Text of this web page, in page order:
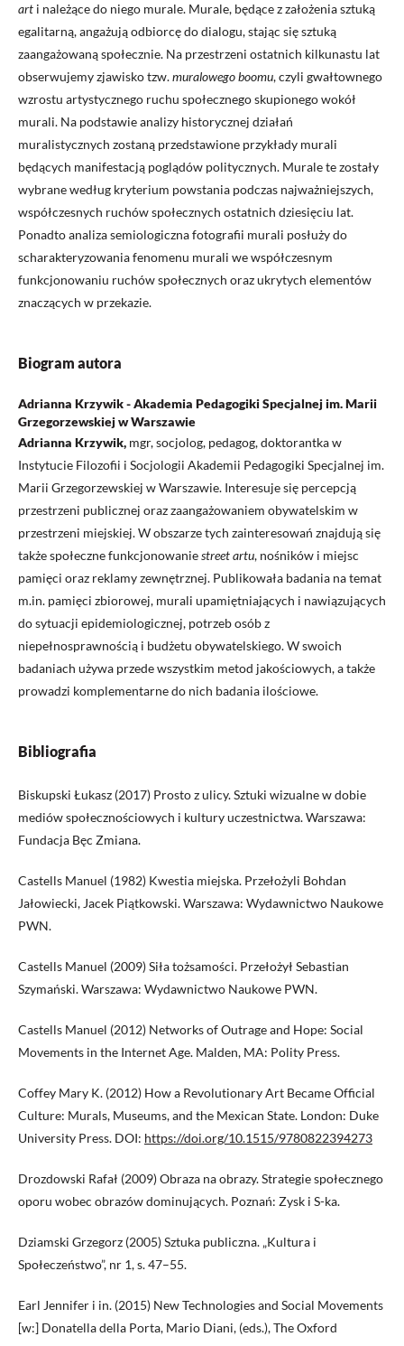
art i należące do niego murale. Murale, będące z założenia sztuką
egalitarną, angażują odbiorcę do dialogu, stając się sztuką
zaangażowaną społecznie. Na przestrzeni ostatnich kilkunastu lat
obserwujemy zjawisko tzw.muralowego boomu, czyli gwałtownego
wzrostu artystycznego ruchu społecznego skupionego wokół
murali. Na podstawie analizy historycznej działań
muralistycznych zostaną przedstawione przykłady murali
będących manifestacją poglądów politycznych. Murale te zostały
wybrane według kryterium powstania podczas najważniejszych,
współczesnych ruchów społecznych ostatnich dziesięciu lat.
Ponadto analiza semiologiczna fotografii murali posłuży do
scharakteryzowania fenomenu murali we współczesnym
funkcjonowaniu ruchów społecznych oraz ukrytych elementów
znaczących w przekazie.
Biogram autora
Adrianna Krzywik - Akademia Pedagogiki Specjalnej im. Marii
Grzegorzewskiej w Warszawie
Adrianna Krzywik, mgr, socjolog, pedagog, doktorantka w
Instytucie Filozofii i Socjologii Akademii Pedagogiki Specjalnej im.
Marii Grzegorzewskiej w Warszawie. Interesuje się percepcją
przestrzeni publicznej oraz zaangażowaniem obywatelskim w
przestrzeni miejskiej. W obszarze tych zainteresowań znajdują się
także społeczne funkcjonowaniestreet artu, nośników i miejsc
pamięci oraz reklamy zewnętrznej. Publikowała badania na temat
m.in. pamięci zbiorowej, murali upamiętniających i nawiązujących
do sytuacji epidemiologicznej, potrzeb osób z
niepełnosprawnością i budżetu obywatelskiego. W swoich
badaniach używa przede wszystkim metod jakościowych, a także
prowadzi komplementarne do nich badania ilościowe.
Bibliografia
Biskupski Łukasz (2017) Prosto z ulicy. Sztuki wizualne w dobie
mediów społecznościowych i kultury uczestnictwa. Warszawa:
Fundacja Bęc Zmiana.
Castells Manuel (1982) Kwestia miejska. Przełożyli Bohdan
Jałowiecki, Jacek Piątkowski. Warszawa: Wydawnictwo Naukowe
PWN.
Castells Manuel (2009) Siła tożsamości. Przełożył Sebastian
Szymański. Warszawa: Wydawnictwo Naukowe PWN.
Castells Manuel (2012) Networks of Outrage and Hope: Social
Movements in the Internet Age. Malden, MA: Polity Press.
Coffey Mary K. (2012) How a Revolutionary Art Became Official
Culture: Murals, Museums, and the Mexican State. London: Duke
University Press. DOI: https://doi.org/10.1515/9780822394273
Drozdowski Rafał (2009) Obraza na obrazy. Strategie społecznego
oporu wobec obrazów dominujących. Poznań: Zysk i S-ka.
Dziamski Grzegorz (2005) Sztuka publiczna. „Kultura i
Społeczeństwo”, nr 1, s. 47–55.
Earl Jennifer i in. (2015) New Technologies and Social Movements
[w:] Donatella della Porta, Mario Diani, (eds.), The Oxford